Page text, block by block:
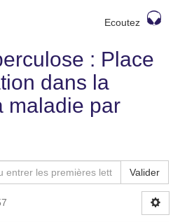
Ecoutez
: Place
dans la
maladie par
Valider